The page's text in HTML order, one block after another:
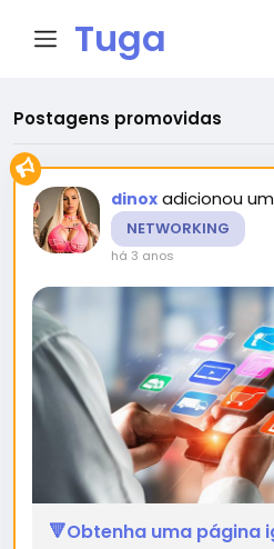
Tuga
Face
Postagens promovidas
dinox adicionou
NETWORKING
há 3 anos
🔻Obtenha uma página